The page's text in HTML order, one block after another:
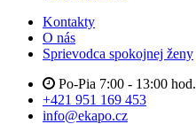
Kontakty
O nás
Sprievodca spokojnej ženy
Po-Pia 7:00 - 13:00 hod.
+421 951 169 453
info@ekapo.cz